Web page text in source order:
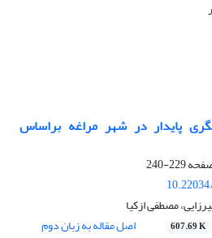
پایدار در شهر مراغه براساس
229-240
مصطفی ازکیا
607.69 K اصل مقاله به زبان دوم